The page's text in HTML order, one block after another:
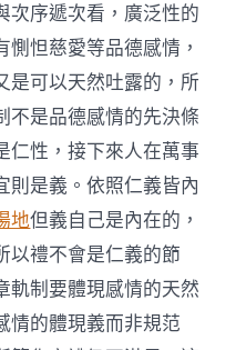
次序遞次看，廣泛性的
怛慈愛等品德感情，
是可以天然吐露的，所
不是品德感情的先決條
仁性，接下來人在萬事
則是義。依照仁義皆內
地但義自己是內在的，
以禮不會是仁義的節
軌制要體現感情的天然
情的體現義而非規范